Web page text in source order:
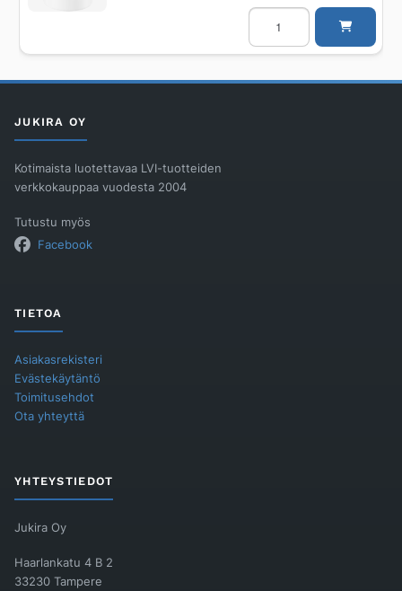
Supistusyhde
UPONOR
110/75/VALKOINEN
JUKIRA OY
Kotimaista luotettavaa LVI-tuotteiden
verkkokauppaa vuodesta 2004
Tutustu myös
Facebook
TIETOA
Asiakasrekisteri
Evästekäytäntö
Toimitusehdot
Ota yhteyttä
YHTEYSTIEDOT
Jukira Oy
Haarlankatu 4 B 2
33230 Tampere